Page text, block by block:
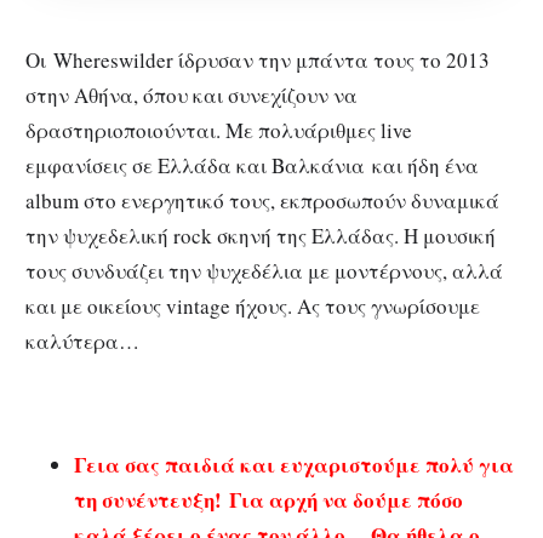
να
πηγαίνουμε
κάθε
φορά
ένα
μικρό
βήμα
προς
την
κατεύθυνση
Οι Whereswilder ίδρυσαν την μπάντα τους το 2013
στην Αθήνα, όπου και συνεχίζουν να
δραστηριοποιούνται. Με πολυάριθμες live
εμφανίσεις σε Ελλάδα και Βαλκάνια και ήδη ένα
album στο ενεργητικό τους, εκπροσωπούν δυναμικά
την ψυχεδελική rock σκηνή της Ελλάδας. H μουσική
τους συνδυάζει την ψυχεδέλια με μοντέρνους, αλλά
και με οικείους vintage ήχους. Ας τους γνωρίσουμε
καλύτερα…
Γεια σας παιδιά και ευχαριστούμε πολύ για
τη συνέντευξη! Για αρχή να δούμε πόσο